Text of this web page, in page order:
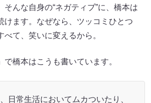
んな自身の“ネガティブ”に、橋本は
けます。なぜなら、ツッコミひとつ
べて、笑いに変えるから。
橋本はこうも書いています。
日常生活においてムカついたり、